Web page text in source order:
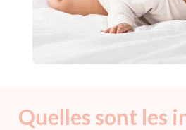
Quelles sont les